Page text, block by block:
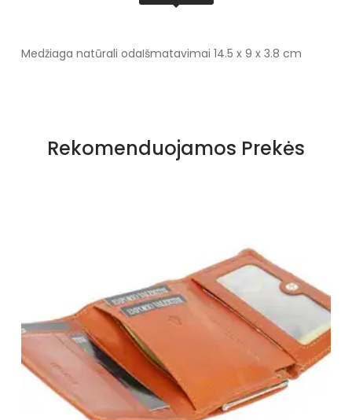
Medžiaga natūrali odaIšmatavimai 14.5 x 9 x 3.8 cm
Rekomenduojamos Prekės